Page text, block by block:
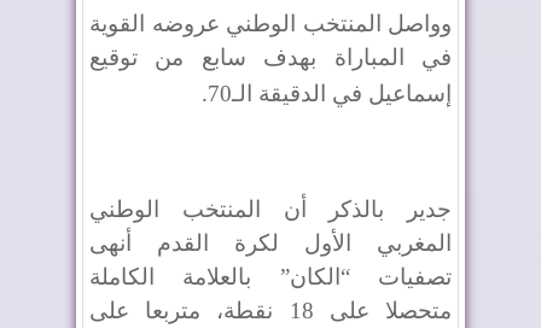
وواصل المنتخب الوطني عروضه القوية
في المباراة بهدف سابع من توقيع
إسماعيل في الدقيقة الـ70
.
جدير بالذكر أن المنتخب الوطني
المغربي الأول لكرة القدم أنهى
تصفيات “الكان” بالعلامة الكاملة
متحصلا على 18 نقطة، متربعا على